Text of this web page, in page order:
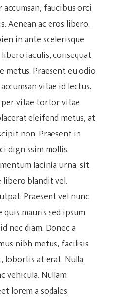
faucibus orci
Aenean ac eros libero.
in ante scelerisque
iaculis, consequat
metus. Praesent eu odio
vitae id lectus.
vitae tortor vitae
eleifend metus, at
non. Praesent in
dignissim mollis.
lacinia urna, sit
libero blandit vel.
Praesent vel nunc
quis mauris sed ipsum
nec diam. Donec a
nibh metus, facilisis
lobortis at erat. Nulla
vehicula. Nullam
lorem a sodales.